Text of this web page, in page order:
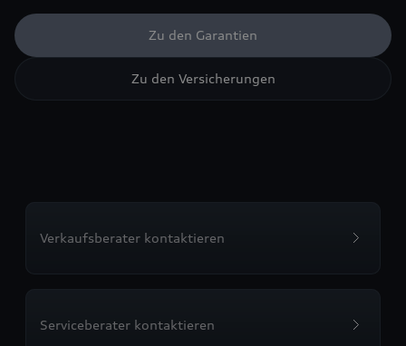
Zu den Garantien
Zu den Versicherungen
Verkaufsberater kontaktieren
Serviceberater kontaktieren